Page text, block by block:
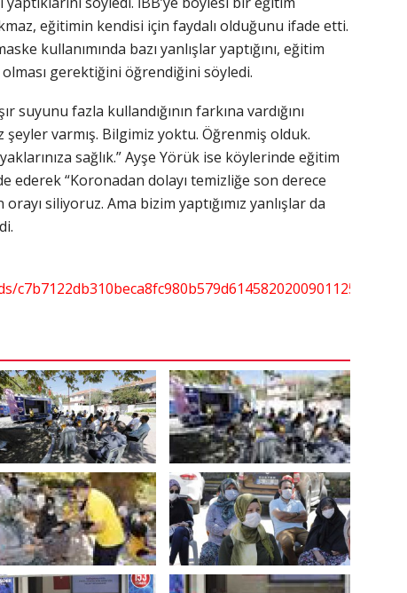
eğitimin kendisi için faydalı olduğunu ifade etti.
kullanımında bazı yanlışlar yaptığını, eğitim
gerektiğini öğrendiğini söyledi.
suyunu fazla kullandığının farkına vardığını
şeyler varmış. Bilgimiz yoktu. Öğrenmiş olduk.
sağlık.” Ayşe Yörük ise köylerinde eğitim
ederek “Koronadan dolayı temizliğe son derece
siliyoruz. Ama bizim yaptığımız yanlışlar da